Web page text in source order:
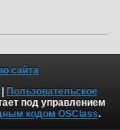
сайта
Пользовательское
под управлением
кодом OSClass.